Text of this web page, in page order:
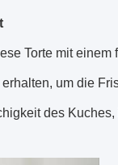
Torte mit einem
um die
des